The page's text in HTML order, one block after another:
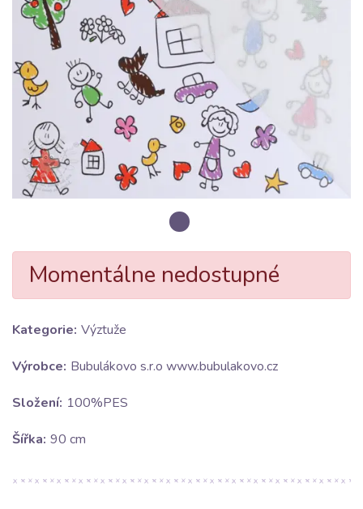
Momentálne nedostupné
Kategorie: Výztuže
Výrobce: Bubulákovo s.r.o www.bubulakovo.cz
Složení: 100%PES
Šířka: 90 cm